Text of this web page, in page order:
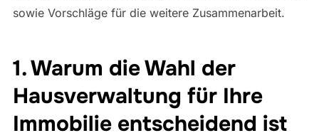
sowie Vorschläge für die weitere Zusammenarbeit.
1. Warum die Wahl der
Hausverwaltung für Ihre
Immobilie entscheidend ist